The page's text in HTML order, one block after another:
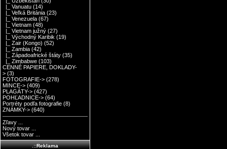
|_ Vanuatu (14)
|_ Veľká Británia (23)
|_ Venezuela (67)
|_ Vietnam (48)
|_ Vietnam južný (27)
|_ Východný Karibik (19)
|_ Zair (Kongo) (52)
|_ Zambia (42)
|_ Západoafrické štáty (35)
|_ Zimbabwe (103)
CENNÉ PAPIERE, DOKLADY-
> (3)
FOTOGRAFIE-> (278)
MINCE-> (409)
PLAGÁTY-> (427)
POHĽADNICE-> (64)
Portréty podľa fotografie (8)
ZNÁMKY-> (640)
Zľavy ...
Nový tovar ...
Všetok tovar ...
.::Reklama